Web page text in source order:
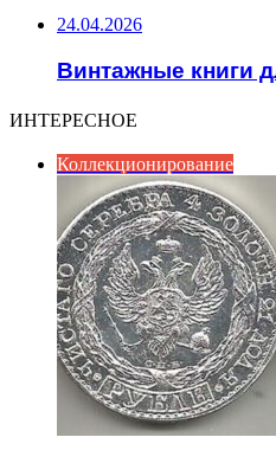
24.04.2026
Винтажные книги
ИНТЕРЕСНОЕ
Коллекционирование